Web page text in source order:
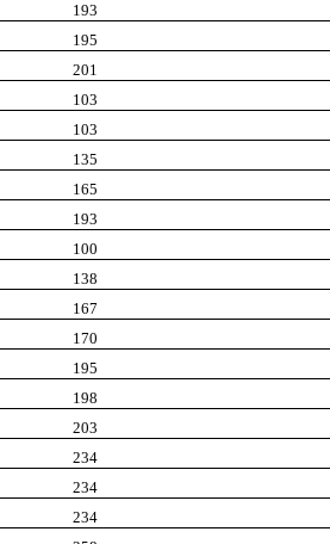
193
195
201
103
103
135
165
193
100
138
167
170
195
198
203
234
234
234